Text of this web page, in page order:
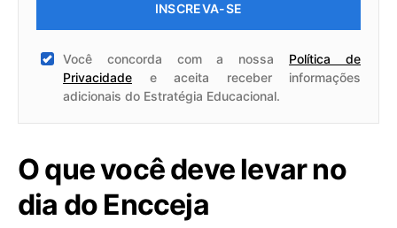
INSCREVA-SE
Você concorda com a nossa Política de
Privacidade e aceita receber informações
adicionais do Estratégia Educacional.
O que você deve levar no
dia do Encceja